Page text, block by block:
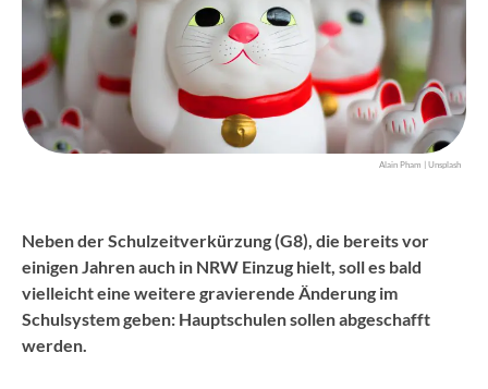
Alain Pham | Unsplash
Neben der Schulzeitverkürzung (G8), die bereits vor
einigen Jahren auch in NRW Einzug hielt, soll es bald
vielleicht eine weitere gravierende Änderung im
Schulsystem geben: Hauptschulen sollen abgeschafft
werden.